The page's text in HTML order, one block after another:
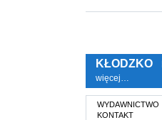
KŁODZKO
więcej…
WYDAWNICTWO
KONTAKT